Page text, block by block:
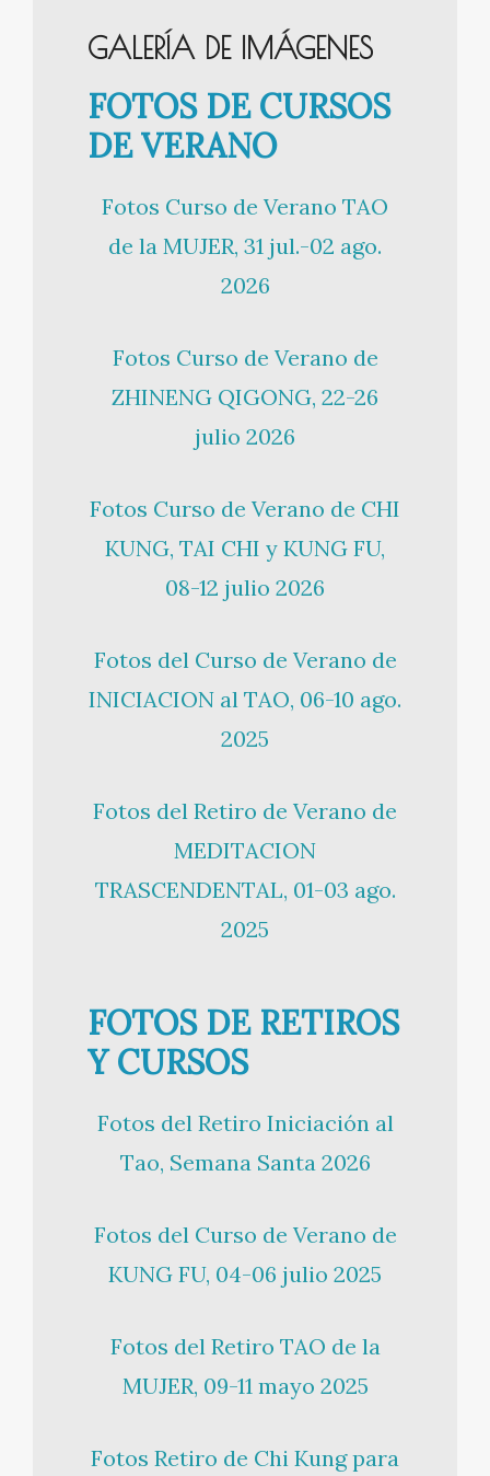
GALERÍA DE IMÁGENES
FOTOS DE CURSOS
DE VERANO
Fotos Curso de Verano TAO
de la MUJER, 31 jul.-02 ago.
2026
Fotos Curso de Verano de
ZHINENG QIGONG, 22-26
julio 2026
Fotos Curso de Verano de CHI
KUNG, TAI CHI y KUNG FU,
08-12 julio 2026
Fotos del Curso de Verano de
INICIACION al TAO, 06-10 ago.
2025
Fotos del Retiro de Verano de
MEDITACION
TRASCENDENTAL, 01-03 ago.
2025
FOTOS DE RETIROS
Y CURSOS
Fotos del Retiro Iniciación al
Tao, Semana Santa 2026
Fotos del Curso de Verano de
KUNG FU, 04-06 julio 2025
Fotos del Retiro TAO de la
MUJER, 09-11 mayo 2025
Fotos Retiro de Chi Kung para